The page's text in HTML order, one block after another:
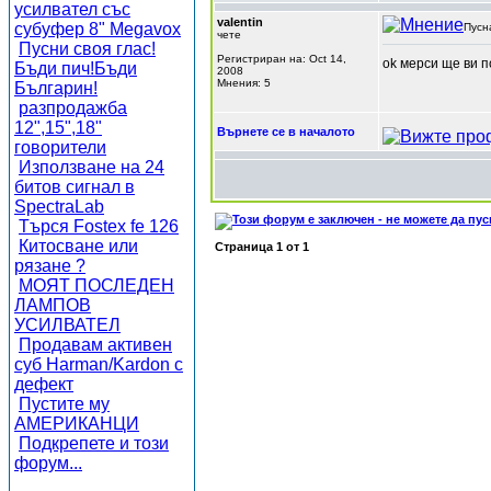
усилвател със
субуфер 8" Megavox
Пусни своя глас!
Бъди пич!Бъди
Българин!
разпродажба
12",15",18"
говорители
Използване на 24
битов сигнал в
SpectraLab
Търся Fostex fe 126
Китосване или
рязане ?
МОЯТ ПОСЛЕДЕН
ЛАМПОВ
УСИЛВАТЕЛ
Продавам активен
суб Harman/Kardon с
дефект
Пустите му
АМЕРИКАНЦИ
Подкрепете и този
форум...
valentin
чете
Регистриран на: Oct 14,
2008
Мнения: 5
ok мерси ще ви
Върнете се в началото
Страница 1 от 1